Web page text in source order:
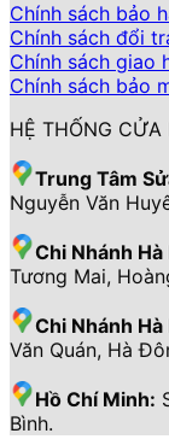
Chính sách bảo
Chính sách đổi
Chính sách giao
Chính sách bảo
HỆ THỐNG CỬA
Trung Tâm
Nguyễn Văn
Chi Nhánh Hà
Tương Mai,
Chi Nhánh Hà
Văn Quán, Hà
Hồ Chí Minh:
Bình.